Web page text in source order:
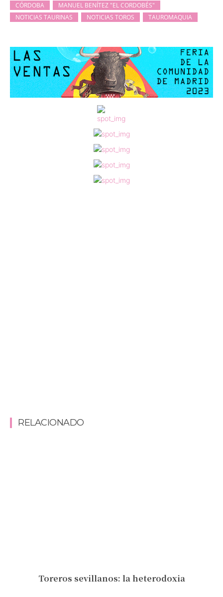
CÓRDOBA
MANUEL BENÍTEZ "EL CORDOBÉS"
NOTICIAS TAURINAS
NOTICIAS TOROS TAUROMAQUIA
RELACIONADO
Toreros sevillanos: la heterodoxia